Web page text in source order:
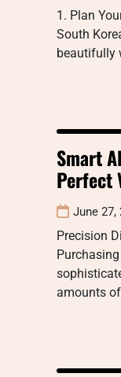
1. Plan
South
beautifully
Smart
Perfect
June 27,
Precision
amounts